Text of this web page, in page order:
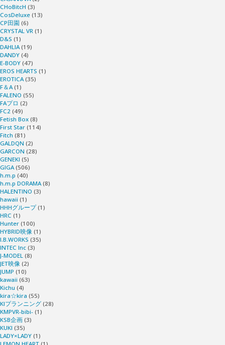
CHoBitcH (3)
CosDeluxe (13)
CP田園 (6)
CRYSTAL VR (1)
D&S (1)
DAHLIA(19)
DANDY (4)
E-BODY (47)
EROS HEARTS (1)
EROTICA(35)
F＆A(1)
FALENO (55)
FAプロ (2)
FC2 (49)
Fetish Box (8)
First Star (114)
Fitch (81)
GALDQN (2)
GARCON (28)
GENEKI (5)
GIGA(506)
h.m.p (40)
h.m.p DORAMA(8)
HALENTINO (3)
hawaii (1)
HHHグループ(1)
HRC (1)
Hunter (100)
HYBRID映像 (1)
I.B.WORKS (35)
INTEC Inc (3)
J-MODEL (8)
JET映像 (2)
JUMP (10)
kawaii (63)
Kichu (4)
kira☆kira (55)
KIプランニング (28)
KMPVR-bibi- (1)
KSB企画 (3)
KUKI (35)
LADY×LADY (1)